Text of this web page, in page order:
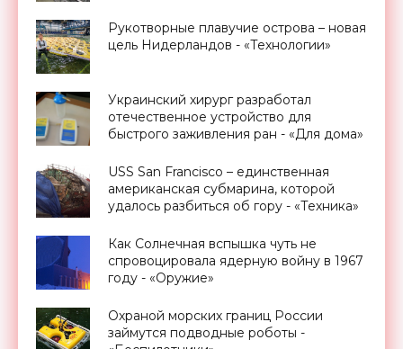
Рукотворные плавучие острова – новая
цель Нидерландов - «Технологии»
Украинский хирург разработал
отечественное устройство для
быстрого заживления ран - «Для дома»
USS San Francisco – единственная
американская субмарина, которой
удалось разбиться об гору - «Техника»
Как Солнечная вспышка чуть не
спровоцировала ядерную войну в 1967
году - «Оружие»
Охраной морских границ России
займутся подводные роботы -